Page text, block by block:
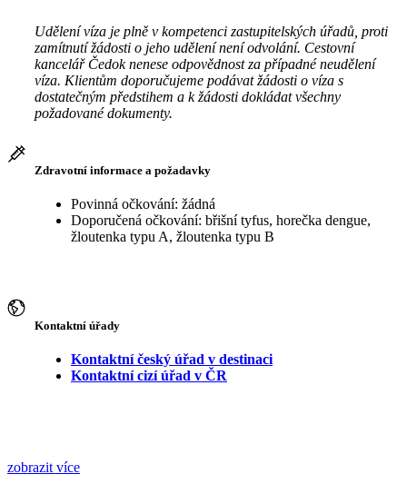
Udělení víza je plně v kompetenci zastupitelských úřadů, proti
zamítnutí žádosti o jeho udělení není odvolání. Cestovní
kancelář Čedok nenese odpovědnost za případné neudělení
víza. Klientům doporučujeme podávat žádosti o víza s
dostatečným předstihem a k žádosti dokládat všechny
požadované dokumenty.
Zdravotní informace a požadavky
Povinná očkování: žádná
Doporučená očkování: břišní tyfus, horečka dengue,
žloutenka typu A, žloutenka typu B
Kontaktní úřady
Kontaktní český úřad v destinaci
Kontaktní cizí úřad v ČR
zobrazit více